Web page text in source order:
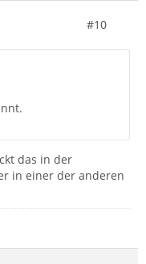
#10
das in der
in einer der anderen